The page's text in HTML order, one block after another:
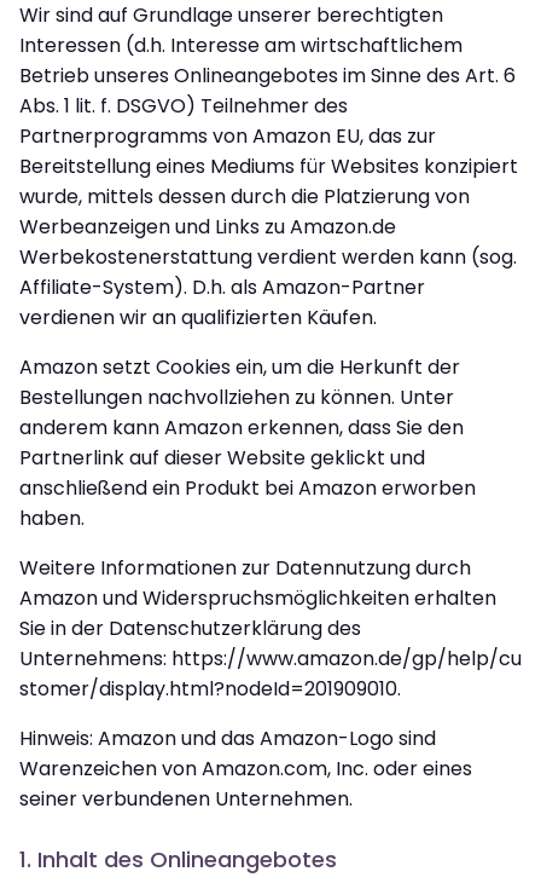
Wir sind auf Grundlage unserer berechtigten
Interessen (d.h. Interesse am wirtschaftlichem
Betrieb unseres Onlineangebotes im Sinne des Art. 6
Abs. 1 lit. f. DSGVO) Teilnehmer des
Partnerprogramms von Amazon EU, das zur
Bereitstellung eines Mediums für Websites konzipiert
wurde, mittels dessen durch die Platzierung von
Werbeanzeigen und Links zu Amazon.de
Werbekostenerstattung verdient werden kann (sog.
Affiliate-System). D.h. als Amazon-Partner
verdienen wir an qualifizierten Käufen.
Amazon setzt Cookies ein, um die Herkunft der
Bestellungen nachvollziehen zu können. Unter
anderem kann Amazon erkennen, dass Sie den
Partnerlink auf dieser Website geklickt und
anschließend ein Produkt bei Amazon erworben
haben.
Weitere Informationen zur Datennutzung durch
Amazon und Widerspruchsmöglichkeiten erhalten
Sie in der Datenschutzerklärung des
Unternehmens: https://www.amazon.de/gp/help/cu
stomer/display.html?nodeId=201909010.
Hinweis: Amazon und das Amazon-Logo sind
Warenzeichen von Amazon.com, Inc. oder eines
seiner verbundenen Unternehmen.
1. Inhalt des Onlineangebotes